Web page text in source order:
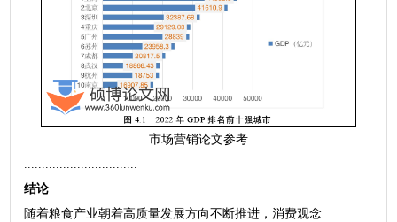
市场营销论文参考
................................
结论
随着粮食产业朝着高质量发展方向不断推进，消费观念